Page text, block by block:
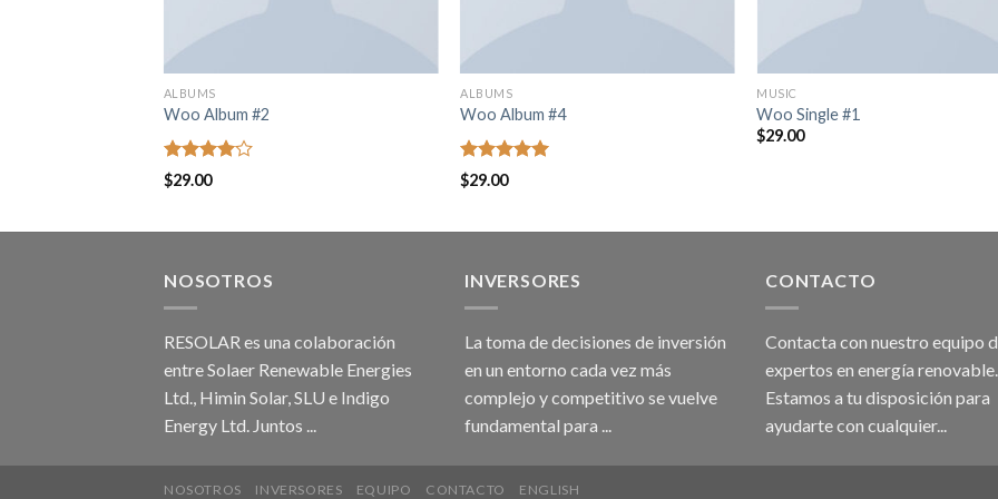
ALBUMS
Woo Album #2
Rated
4.00
$29.00
ALBUMS
Woo Album #4
Rated
out of 5
$29.00
MUSIC
Woo Single #1
$29.00
NOSOTROS
RESOLAR es una colaboración
entre Solaer Renewable Energies
Ltd., Himin Solar, SLU e Indigo
Energy Ltd. Juntos ...
INVERSORES
La toma de decisiones de inversión
en un entorno cada vez más
complejo y competitivo se vuelve
fundamental para ...
CONTACTO
Contacta con nuestro equipo
expertos en energía renovable.
Estamos a tu disposición para
ayudarte con cualquier...
NOSOTROS INVERSORES EQUIPO CONTACTO ENGLISH